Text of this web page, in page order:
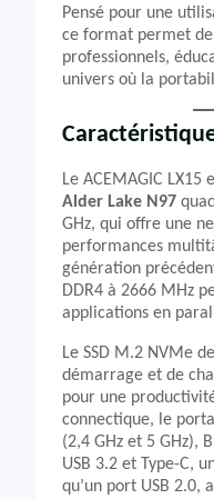
Pensé pour une
ce format permet
professionnels,
univers où la
Le ACEMAGIC LX15
Alder Lake N97
GHz, qui offre une
performances
génération
DDR4 à 2666 MHz
applications en
Le SSD M.2 NVMe
démarrage et de
pour une
connectique, le
(2,4 GHz et 5 GHz),
USB 3.2 et Type-C,
qu’un port USB 2.0,